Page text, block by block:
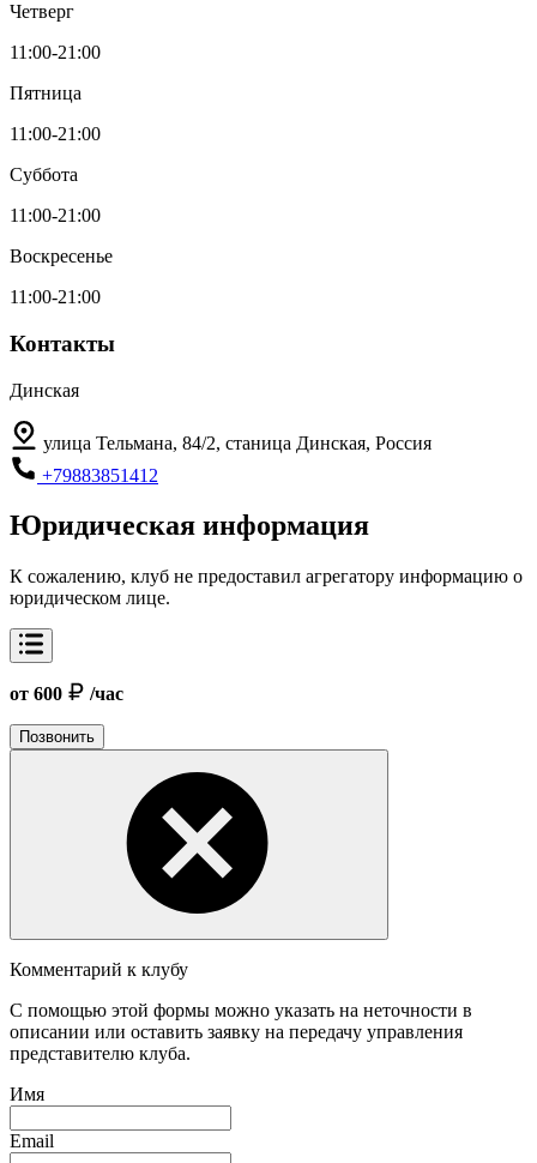
Четверг
11:00-21:00
Пятница
11:00-21:00
Суббота
11:00-21:00
Воскресенье
11:00-21:00
Контакты
Динская
улица Тельмана, 84/2, станица Динская, Россия
+79883851412
Юридическая информация
К сожалению, клуб не предоставил агрегатору информацию о
юридическом лице.
от 600 /час
Позвонить
Комментарий к клубу
С помощью этой формы можно указать на неточности в
описании или оставить заявку на передачу управления
представителю клуба.
Имя
Email